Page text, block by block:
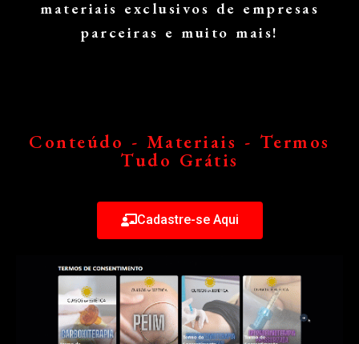
materiais exclusivos de empresas
parceiras e muito mais!
Conteúdo - Materiais - Termos
Tudo Grátis
Cadastre-se Aqui